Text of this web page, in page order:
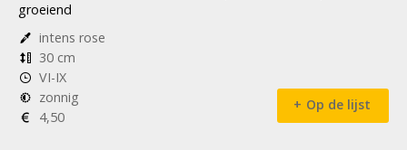
groeiend
intens rose
30 cm
VI-IX
zonnig
4,50
Op de lijst